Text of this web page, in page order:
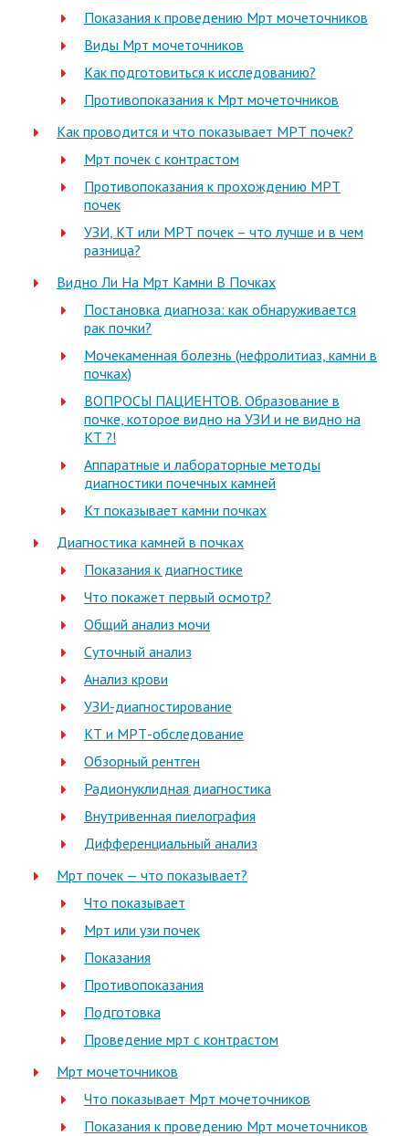
Показания к проведению Мрт мочеточников
Виды Мрт мочеточников
Как подготовиться к исследованию?
Противопоказания к Мрт мочеточников
Как проводится и что показывает МРТ почек?
Мрт почек с контрастом
Противопоказания к прохождению МРТ
почек
УЗИ, КТ или МРТ почек – что лучше и в чем
разница?
Видно Ли На Мрт Камни В Почках
Постановка диагноза: как обнаруживается
рак почки?
Мочекаменная болезнь (нефролитиаз, камни в
почках)
ВОПРОСЫ ПАЦИЕНТОВ. Образование в
почке, которое видно на УЗИ и не видно на
КТ ?!
Аппаратные и лабораторные методы
диагностики почечных камней
Кт показывает камни почках
Диагностика камней в почках
Показания к диагностике
Что покажет первый осмотр?
Общий анализ мочи
Суточный анализ
Анализ крови
УЗИ-диагностирование
КТ и МРТ-обследование
Обзорный рентген
Радионуклидная диагностика
Внутривенная пиелография
Дифференциальный анализ
Мрт почек — что показывает?
Что показывает
Мрт или узи почек
Показания
Противопоказания
Подготовка
Проведение мрт с контрастом
Мрт мочеточников
Что показывает Мрт мочеточников
Показания к проведению Мрт мочеточников